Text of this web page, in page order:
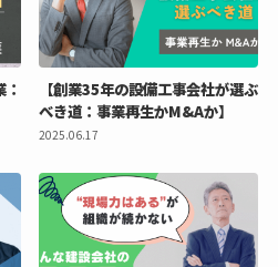
【創業35年の設備工事会社が選ぶ
べき道：事業再生かM&Aか】
2025.06.17